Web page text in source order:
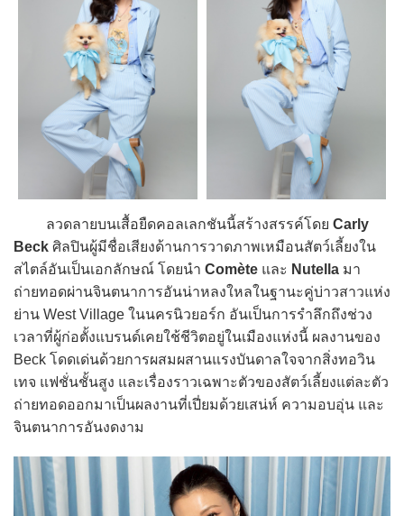
ลวดลายบนเสื้อยืดคอลเลกชันนี้สร้างสรรค์โดย Carly
Beck ศิลปินผู้มีชื่อเสียงด้านการวาดภาพเหมือนสัตว์เลี้ยงใน
สไตล์อันเป็นเอกลักษณ์ โดยนำ Comète และ Nutella มา
ถ่ายทอดผ่านจินตนาการอันน่าหลงใหลในฐานะคู่บ่าวสาวแห่ง
ย่าน West Village ในนครนิวยอร์ก อันเป็นการรำลึกถึงช่วง
เวลาที่ผู้ก่อตั้งแบรนด์เคยใช้ชีวิตอยู่ในเมืองแห่งนี้ ผลงานของ
Beck โดดเด่นด้วยการผสมผสานแรงบันดาลใจจากสิ่งทอวิน
เทจ แฟชั่นชั้นสูง และเรื่องราวเฉพาะตัวของสัตว์เลี้ยงแต่ละตัว
ถ่ายทอดออกมาเป็นผลงานที่เปี่ยมด้วยเสน่ห์ ความอบอุ่น และ
จินตนาการอันงดงาม